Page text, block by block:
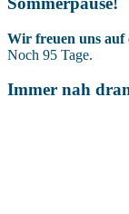
Wir freuen uns auf
Noch 95 Tage.
Immer nah